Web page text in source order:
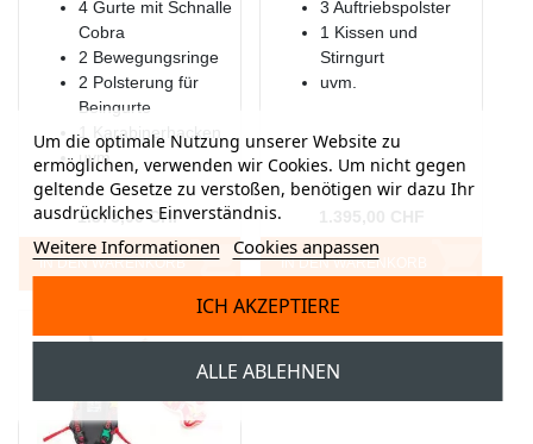
4 Gurte mit Schnalle
Cobra
2 Bewegungsringe
2 Polsterung für
Beingurte
1 Karabinerhacken
uvm.
IN DEN WARENKORB
1.375,00 CHF
3 Auftriebspolster
1 Kissen und
Stirngurt
uvm.
IN DEN WARENKORB
Um die optimale Nutzung unserer Website zu
ermöglichen, verwenden wir Cookies. Um nicht gegen
geltende Gesetze zu verstoßen, benötigen wir dazu Ihr
ausdrückliches Einverständnis.
Weitere Informationen Cookies anpassen
ALLE ABLEHNEN
ICH AKZEPTIERE